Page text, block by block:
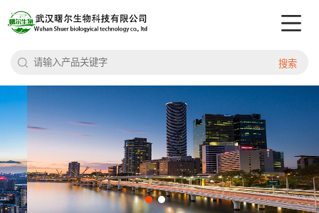
搜索